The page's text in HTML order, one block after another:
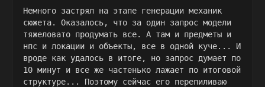
Немного застрял на этапе генерации механик
сюжета. Оказалось, что за один запрос модели
тяжеловато продумать все. А там и предметы и
нпс и локации и объекты, все в одной куче... И
вроде как удалось в итоге, но запрос думает по
10 минут и все же частенько лажает по итоговой
структуре... Поэтому сейчас его перепиливаю